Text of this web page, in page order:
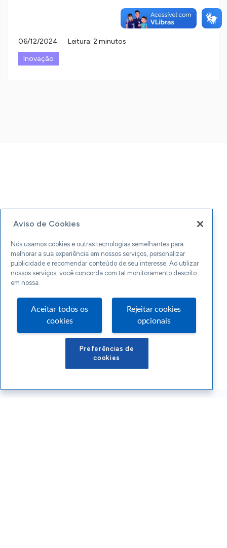
06/12/2024
Leitura: 2 minutos
Inovação
Aviso de Cookies
Nós usamos cookies e outras tecnologias semelhantes para
melhorar a sua experiência em nossos serviços, personalizar
publicidade e recomendar conteúdo de seu interesse. Ao utilizar
nossos serviços, você concorda com tal monitoramento descrito
em nossa
Aceitar todos os
cookies
Rejeitar cookies
opcionais
Preferências de
cookies